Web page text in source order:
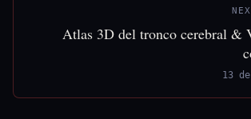
Atlas 3D del tronco cerebral &
13